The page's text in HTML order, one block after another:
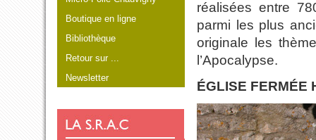
Boutique en ligne
Bibliothèque
Retour sur ...
Newsletter
réalisées entre
parmi les plus
originale les
l’Apocalypse.
ÉGLISE FERMÉE